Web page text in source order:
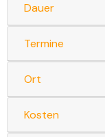
Dauer
Termine
Ort
Kosten